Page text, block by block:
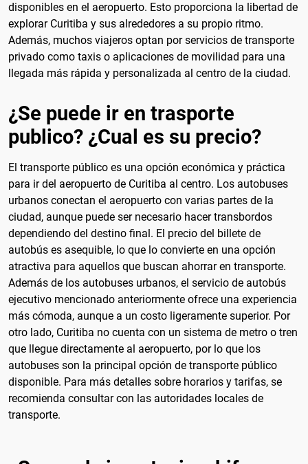
disponibles en el aeropuerto. Esto proporciona la libertad de
explorar Curitiba y sus alrededores a su propio ritmo.
Además, muchos viajeros optan por servicios de transporte
privado como taxis o aplicaciones de movilidad para una
llegada más rápida y personalizada al centro de la ciudad.
¿Se puede ir en trasporte
publico? ¿Cual es su precio?
El transporte público es una opción económica y práctica
para ir del aeropuerto de Curitiba al centro. Los autobuses
urbanos conectan el aeropuerto con varias partes de la
ciudad, aunque puede ser necesario hacer transbordos
dependiendo del destino final. El precio del billete de
autobús es asequible, lo que lo convierte en una opción
atractiva para aquellos que buscan ahorrar en transporte.
Además de los autobuses urbanos, el servicio de autobús
ejecutivo mencionado anteriormente ofrece una experiencia
más cómoda, aunque a un costo ligeramente superior. Por
otro lado, Curitiba no cuenta con un sistema de metro o tren
que llegue directamente al aeropuerto, por lo que los
autobuses son la principal opción de transporte público
disponible. Para más detalles sobre horarios y tarifas, se
recomienda consultar con las autoridades locales de
transporte.